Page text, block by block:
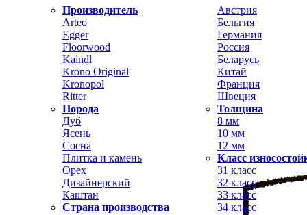
Производитель
Arteo
Egger
Floorwood
Kaindl
Krono Original
Kronopol
Ritter
Порода
Дуб
Ясень
Сосна
Плитка и камень
Орех
Дизайнерский
Каштан
Страна производства
Австрия
Бельгия
Германия
Россия
Беларусь
Китай
Франция
Швеция
Толщина
8 мм
10 мм
12 мм
Класс
31 класс
32 класс
33 класс
34 класс